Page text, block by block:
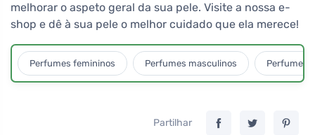
melhorar o aspeto geral da sua pele. Visite a nossa e-
shop e dê à sua pele o melhor cuidado que ela merece!
Perfumes femininos Perfumes masculinos Perfumes
Partilhar